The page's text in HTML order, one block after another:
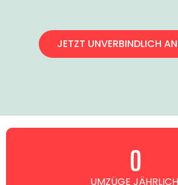
JETZT UNVERBINDLICH
UMZÜGE0